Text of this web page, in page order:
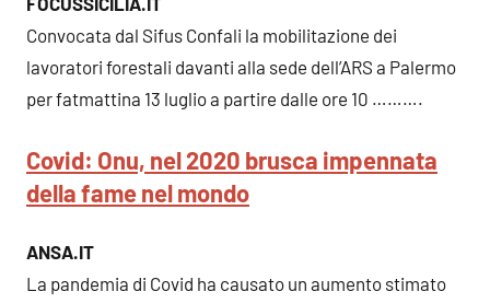
Convocata dal Sifus Confali la mobilitazione dei
lavoratori forestali davanti alla sede dell’ARS a Palermo
per fatmattina 13 luglio a partire dalle ore 10 ……….
Covid: Onu, nel 2020 brusca impennata
della fame nel mondo
ANSA.IT
La pandemia di Covid ha causato un aumento stimato